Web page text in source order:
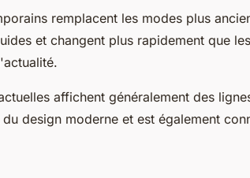
remplacent les modes plus
et changent plus rapidement que
affichent généralement des
design moderne et est également